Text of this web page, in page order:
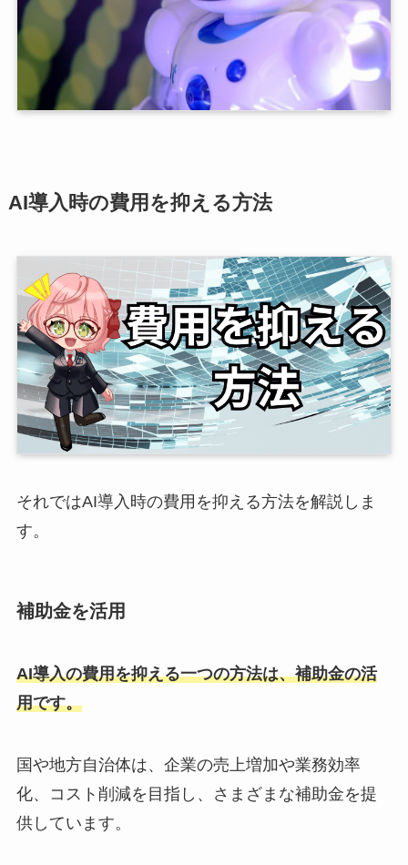
AI導入時の費用を抑える方法
それではAI導入時の費用を抑える方法を解説しま
す。
補助金を活用
AI導入の費用を抑える一つの方法は、補助金の活
用です。
国や地方自治体は、企業の売上増加や業務効率
化、コスト削減を目指し、さまざまな補助金を提
供しています。